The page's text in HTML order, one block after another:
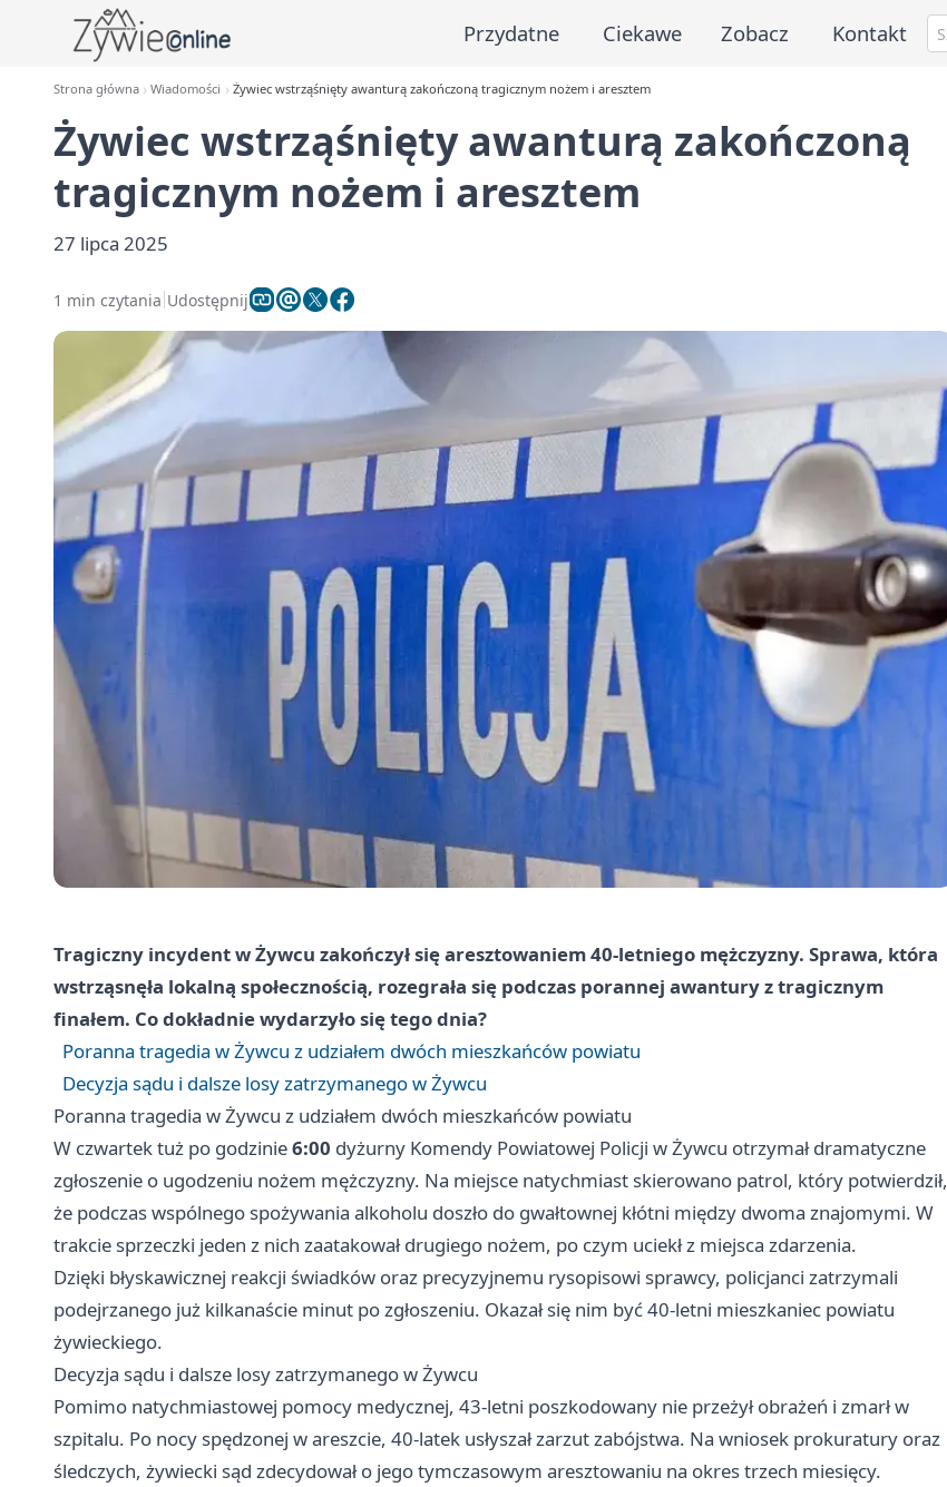
Przydatne Ciekawe Zobacz Kontakt
Strona główna Wiadomości Żywiec wstrząśnięty awanturą zakończoną tragicznym nożem i aresztem
Żywiec wstrząśnięty awanturą zakończoną
tragicznym nożem i aresztem
27 lipca 2025
1 min czytania Udostępnij
Tragiczny incydent w Żywcu zakończył się aresztowaniem 40-letniego mężczyzny. Sprawa, która
wstrząsnęła lokalną społecznością, rozegrała się podczas porannej awantury z tragicznym
finałem. Co dokładnie wydarzyło się tego dnia?
Poranna tragedia w Żywcu z udziałem dwóch mieszkańców powiatu
Decyzja sądu i dalsze losy zatrzymanego w Żywcu
Poranna tragedia w Żywcu z udziałem dwóch mieszkańców powiatu
W czwartek tuż po godzinie6:00 dyżurny Komendy Powiatowej Policji w Żywcu otrzymał dramatyczne
zgłoszenie o ugodzeniu nożem mężczyzny. Na miejsce natychmiast skierowano patrol, który potwierdził,
że podczas wspólnego spożywania alkoholu doszło do gwałtownej kłótni między dwoma znajomymi. W
trakcie sprzeczki jeden z nich zaatakował drugiego nożem, po czym uciekł z miejsca zdarzenia.
Dzięki błyskawicznej reakcji świadków oraz precyzyjnemu rysopisowi sprawcy, policjanci zatrzymali
podejrzanego już kilkanaście minut po zgłoszeniu. Okazał się nim być 40-letni mieszkaniec powiatu
żywieckiego.
Decyzja sądu i dalsze losy zatrzymanego w Żywcu
Pomimo natychmiastowej pomocy medycznej, 43-letni poszkodowany nie przeżył obrażeń i zmarł w
szpitalu. Po nocy spędzonej w areszcie, 40-latek usłyszał zarzut zabójstwa. Na wniosek prokuratury oraz
śledczych, żywiecki sąd zdecydował o jego tymczasowym aresztowaniu na okres trzech miesięcy.